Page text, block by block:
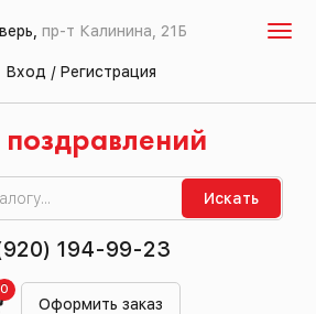
пр-т Калинина, 21Б
Вход / Регистрация
Искать
194-99-23
Оформить заказ
0